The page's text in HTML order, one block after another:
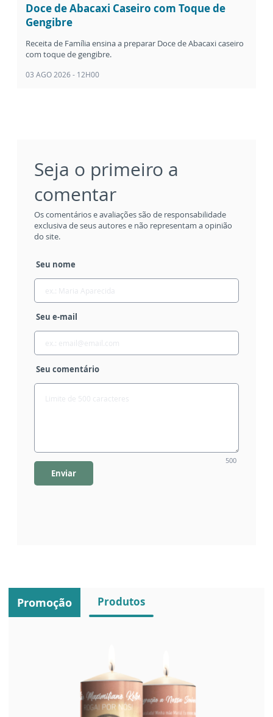
Doce de Abacaxi Caseiro com Toque de
Gengibre
Receita de Família ensina a preparar Doce de Abacaxi caseiro
com toque de gengibre.
03 AGO 2026 - 12H00
Seja o primeiro a
comentar
Os comentários e avaliações são de responsabilidade
exclusiva de seus autores e não representam a opinião
do site.
Seu nome
Seu e-mail
Seu comentário
500
Enviar
Promoção Produtos